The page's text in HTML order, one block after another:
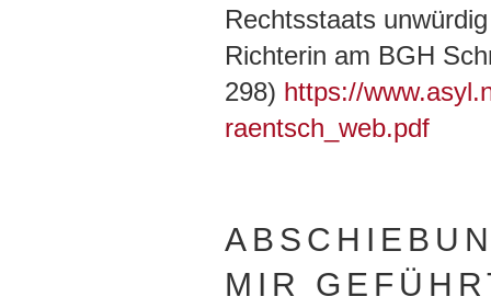
Rechtsstaats
Richterin am BGH
298) https://
raentsch_web.pdf
MIR